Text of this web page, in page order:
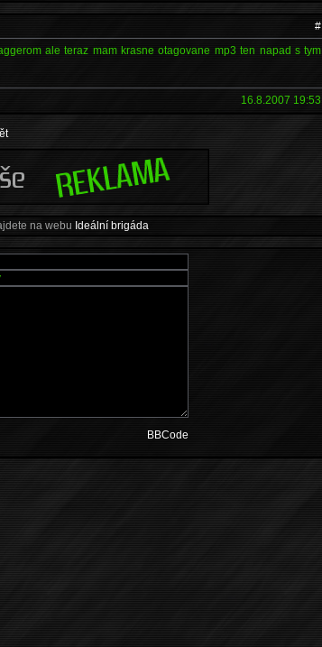
#
ale teraz mam krasne otagovane mp3 ten napad s tym
16.8.2007 19:53
na webu Ideální brigáda
BBCode